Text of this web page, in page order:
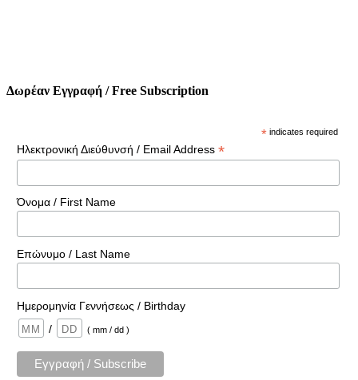
Δωρέαν Εγγραφή / Free Subscription
* indicates required
Ηλεκτρονική Διεύθυνσή / Email Address *
Όνομα / First Name
Επώνυμο / Last Name
Ημερομηνία Γεννήσεως / Birthday
/
( mm / dd )